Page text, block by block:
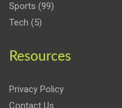
Sports (99)
Tech (5)
Resources
Privacy Policy
Contact Us